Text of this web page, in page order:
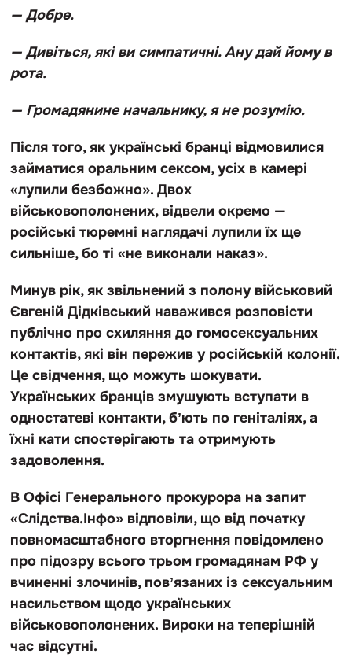
— Добре.
— Дивіться, які ви симпатичні. Ану дай йому в
рота.
— Громадянине начальнику, я не розумію.
Після того, як українські бранці відмовилися
займатися оральним сексом, усіх в камері
«лупили безбожно». Двох
військовополонених, відвели окремо —
російські тюремні наглядачі лупили їх ще
сильніше, бо ті «не виконали наказ».
Минув рік, як звільнений з полону військовий
Євгеній Дідківський наважився розповісти
публічно про схиляння до гомосексуальних
контактів, які він пережив у російській колонії.
Це свідчення, що можуть шокувати.
Українських бранців змушують вступати в
одностатеві контакти, бʼють по геніталіях, а
їхні кати спостерігають та отримують
задоволення.
В Офісі Генерального прокурора на запит
«Слідства.Інфо» відповіли, що від початку
повномасштабного вторгнення повідомлено
про підозру всього трьом громадянам РФ у
вчиненні злочинів, повʼязаних із сексуальним
насильством щодо українських
військовополонених. Вироки на теперішній
час відсутні.